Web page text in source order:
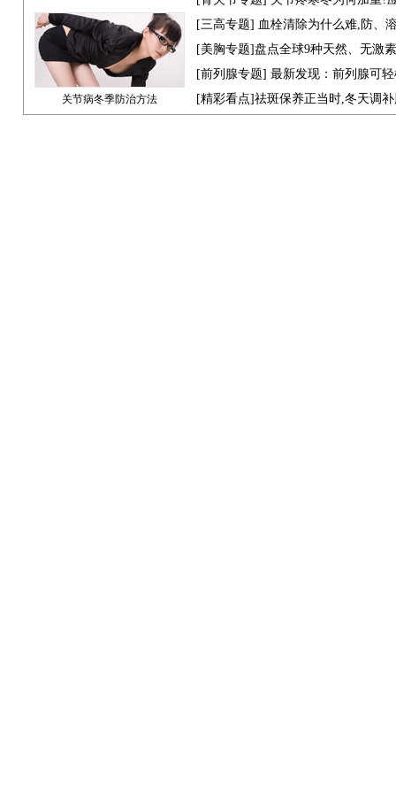
关节病冬季防治方法
[三高专题] 血栓清除为什么难,防、
[美胸专题]盘点全球9种天然、无激
[前列腺专题] 最新发现：前列腺可
[精彩看点]祛斑保养正当时,冬天调